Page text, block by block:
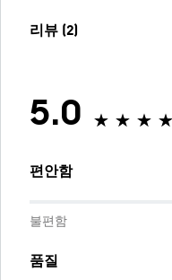
리뷰 (2)
5.0
편안함
불편함
품질